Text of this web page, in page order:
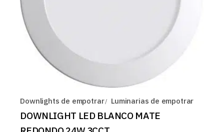
Downlights de empotrar Luminarias de empotrar
DOWNLIGHT LED BLANCO MATE